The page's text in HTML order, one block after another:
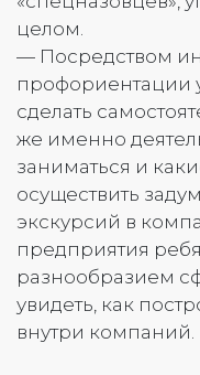
целом.
— Посредством
профориентации
сделать
же именно
заниматься и
осуществить
экскурсий в
предприятия
разнообразием
увидеть, как
внутри компаний.